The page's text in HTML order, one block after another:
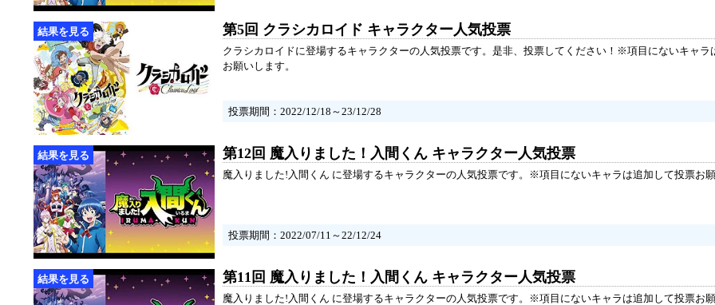
第5回 クラシカロイド キャラクター人気投票
クラシカロイドに登場するキャラクターの人気投票です。是非、投票してください！※項目にないキャラ
お願いします。
投票期間：2022/12/18～23/12/28
第12回 魔入りました！入間くん キャラクター人気投票
魔入りました!入間くん に登場するキャラクターの人気投票です。※項目にないキャラは追加して投票お
投票期間：2022/07/11～22/12/24
第11回 魔入りました！入間くん キャラクター人気投票
魔入りました!入間くん に登場するキャラクターの人気投票です。※項目にないキャラは追加して投票お